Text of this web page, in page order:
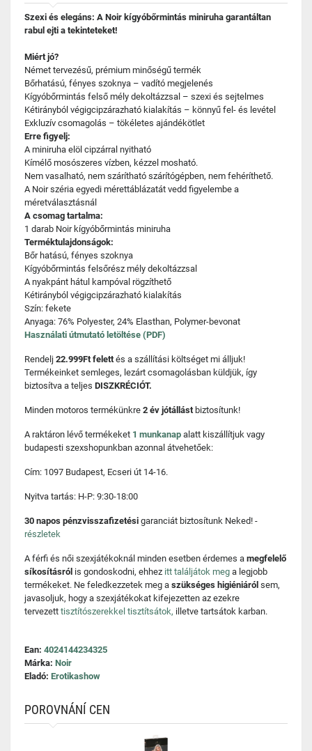
Szexi és elegáns: A Noir kígyóbőrmintás miniruha garantáltan
rabul ejti a tekinteteket!
Miért jó?
Német tervezésű, prémium minőségű termék
Bőrhatású, fényes szoknya – vadító megjelenés
Kígyóbőrmintás felső mély dekoltázzsal – szexi és sejtelmes
Kétirányból végigcipzárazható kialakítás – könnyű fel- és levétel
Exkluzív csomagolás – tökéletes ajándékötlet
Erre figyelj:
A miniruha elöl cipzárral nyitható
Kímélő mosószeres vízben, kézzel mosható.
Nem vasalható, nem szárítható szárítógépben, nem fehéríthető.
A Noir széria egyedi mérettáblázatát vedd figyelembe a
méretválasztásnál
A csomag tartalma:
1 darab Noir kígyóbőrmintás miniruha
Terméktulajdonságok:
Bőr hatású, fényes szoknya
Kígyóbőrmintás felsőrész mély dekoltázzsal
A nyakpánt hátul kampóval rögzíthető
Kétirányból végigcipzárazható kialakítás
Szín: fekete
Anyaga: 76% Polyester, 24% Elasthan, Polymer-bevonat
Használati útmutató letöltése (PDF)
Rendelj 22.999Ft felettés a szállítási költséget mi álljuk!
Termékeinket semleges, lezárt csomagolásban küldjük, így
biztosítva a teljes DISZKRÉCIÓT.
Minden motoros termékünkre 2 év jótállást biztosítunk!
A raktáron lévő termékeket 1 munkanap alatt kiszállítjuk vagy
budapesti szexshopunkban azonnal átvehetőek:
Cím: 1097 Budapest, Ecseri út 14-16.
Nyitva tartás: H-P: 9:30-18:00
30 napos pénzvisszafizetési garanciát biztosítunk Neked! -
részletek
A férfi és női szexjátékoknál minden esetben érdemes a megfelelő
síkosításról is gondoskodni, ehhez itt találjátok meg a legjobb
termékeket. Ne feledkezzetek meg a szükséges higiéniáról sem,
javasoljuk, hogy a szexjátékokat kifejezetten az ezekre
tervezett tisztítószerekkel tisztítsátok, illetve tartsátok karban.
Ean: 4024144234325
Márka: Noir
Eladó: Erotikashow
POROVNÁNÍ CEN